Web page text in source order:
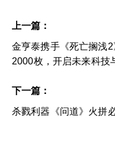
上一篇：
金亨泰携手《死亡搁浅
2000枚，开启未来科技
下一篇：
杀戮利器《问道》火拼